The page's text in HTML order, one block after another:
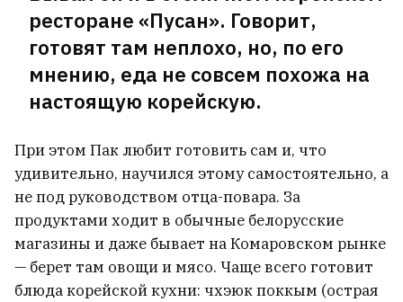
ресторане «Пусан». Говорит,
готовят там неплохо, но, по его
мнению, еда не совсем похожа на
настоящую корейскую.
При этом Пак любит готовить сам и, что
удивительно, научился этому самостоятельно, а
не под руководством отца-повара. За
продуктами ходит в обычные белорусские
магазины и даже бывает на Комаровском рынке
— берет там овощи и мясо. Чаще всего готовит
блюда корейской кухни: чхэюк поккым (острая